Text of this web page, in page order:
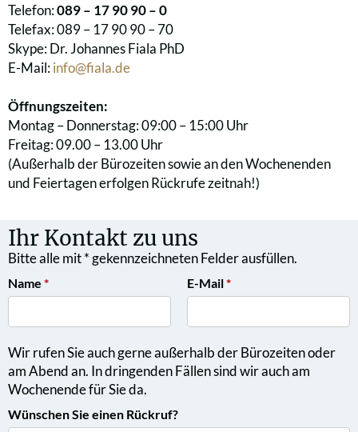
Telefon:089 – 17 90 90 – 0
Telefax: 089 – 17 90 90 – 70
Skype: Dr. Johannes Fiala PhD
E-Mail:info@fiala.de
Öffnungszeiten:
Montag – Donnerstag: 09:00 – 15:00 Uhr
Freitag: 09.00 – 13.00 Uhr
(Außerhalb der Bürozeiten sowie an den Wochen­enden
und Feier­tagen erfolgen Rück­rufe zeitnah!)
Ihr Kontakt zu uns
Bitte alle mit * gekennzeichneten Felder ausfüllen.
Name * E-Mail*
Wir rufen Sie auch gerne außerhalb der Bürozeiten oder
am Abend an. In dringenden Fällen sind wir auch am
Wochenende für Sie da.
Wünschen Sie einen Rückruf?